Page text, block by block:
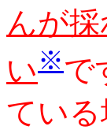
んが
い※で
てい